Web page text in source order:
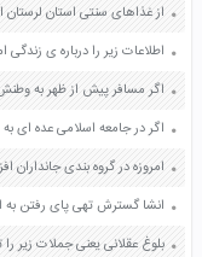
از غذاهای سنتی استان
امروزه در گروه بندی جانداران
انشا گسترش تهی پای رفتن به از کفش
بلوغ عقلانی یعنی جملات زیر را تکمیل کنید صفحه